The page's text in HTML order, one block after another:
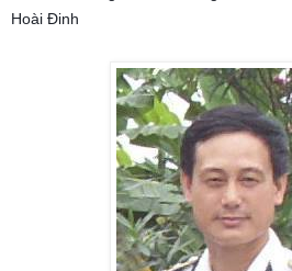
Hoài Đinh